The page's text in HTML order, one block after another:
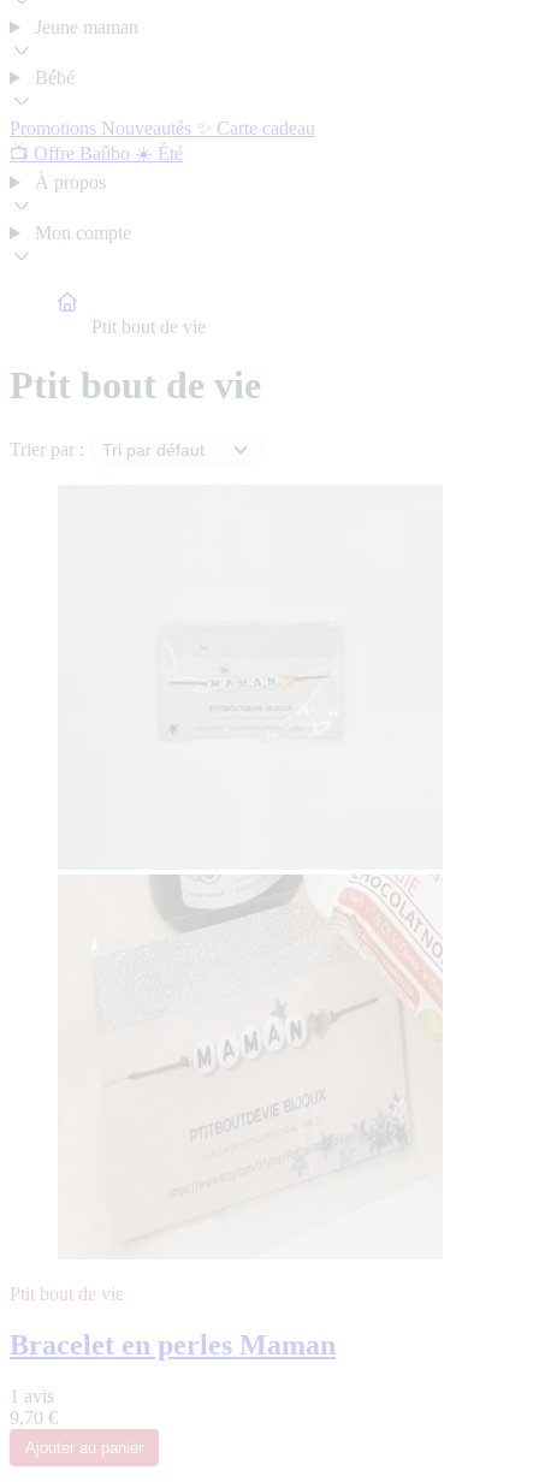
Jeune maman
Bébé
Promotions Nouveautés ✨ Carte cadeau
📺 Offre Baûbo ☀️ Été
À propos
Mon compte
Accueil
Ptit bout de vie
Ptit bout de vie
Trier par :
Ptit bout de vie
Bracelet en perles Maman
1 avis
9,70 €
Ajouter au panier